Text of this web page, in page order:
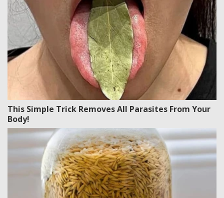
This Simple Trick Removes All Parasites From Your
Body!